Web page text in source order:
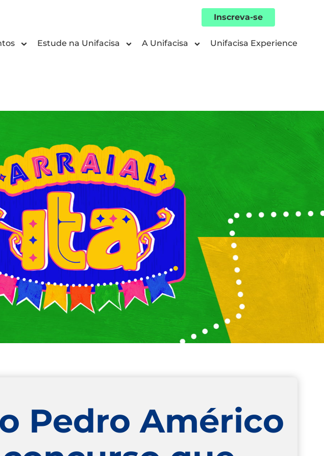
Inscreva-se
Estude na Unifacisa A Unifacisa Unifacisa Experience
Pedro Américo